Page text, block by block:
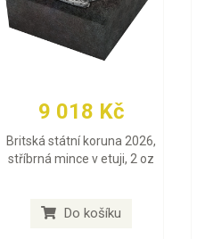
9 018 Kč
Britská státní koruna 2026,
stříbrná mince v etuji, 2 oz
Do košíku